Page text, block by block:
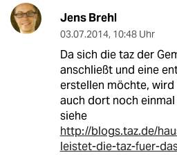
Jens Brehl
03.07.2014, 10:48 Uhr
Da sich die taz der
anschließt und eine
erstellen möchte,
auch dort noch
siehe
http://blogs.taz.de/
leistet-die-taz-fuer-